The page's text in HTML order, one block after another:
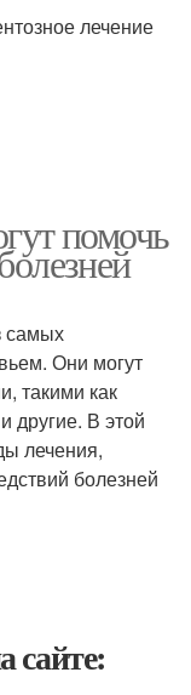
лечение
помочь
самых
Они могут
такими как
другие. В этой
лечения,
болезней
сайте: